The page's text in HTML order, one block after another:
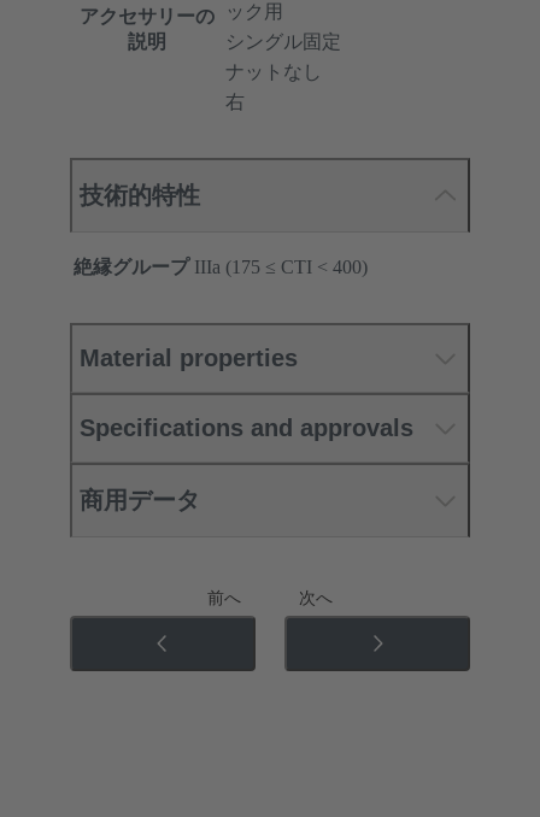
アクセサリーの
説明
ック用
シングル固定
ナットなし
右
技術的特性
絶縁グループ IIIa (175 ≤ CTI < 400)
Material properties
Specifications and approvals
商用データ
前へ 次へ